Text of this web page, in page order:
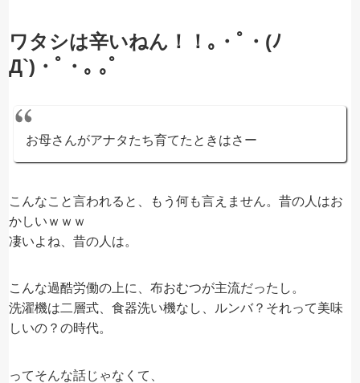
ワタシは辛いねん！！｡・ﾟ・(ﾉ
Д`)・ﾟ・｡ ｡ﾟ
お母さんがアナタたち育てたときはさー
こんなこと言われると、もう何も言えません。昔の人はお
かしいｗｗｗ
凄いよね、昔の人は。
こんな過酷労働の上に、布おむつが主流だったし。
洗濯機は二層式、食器洗い機なし、ルンバ？それって美味
しいの？の時代。
ってそんな話じゃなくて、